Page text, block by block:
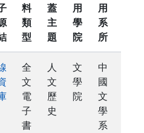
料
類
型
蓋
主
題
用
學
院
用
系
所
全
文
電
子
書
人
文
歷
史
文
學
院
中
國
文
學
系